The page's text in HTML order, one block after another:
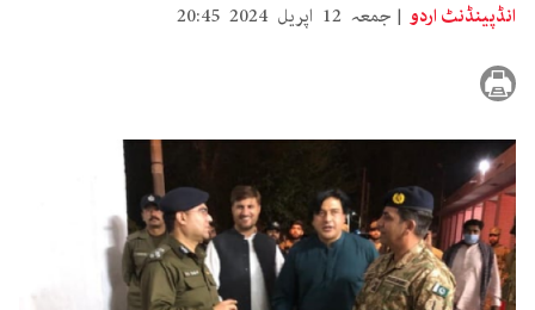
انڈپینڈنٹ اردو
جمعہ 12 اپریل 2024 20:45